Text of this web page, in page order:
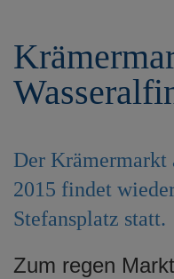
n
Der Krämermarkt
2015 findet
Stefansplatz statt.
Zum regen